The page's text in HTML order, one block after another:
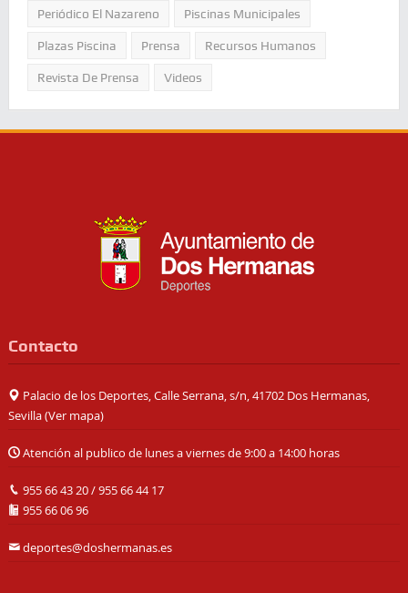
Periódico El Nazareno Piscinas Municipales
Plazas Piscina Prensa Recursos Humanos
Revista De Prensa Videos
Contacto
Palacio de los Deportes, Calle Serrana, s/n, 41702 Dos Hermanas,
Sevilla (Ver mapa)
Atención al publico de lunes a viernes de 9:00 a 14:00 horas
955 66 43 20/955 66 44 17
955 66 06 96
deportes@doshermanas.es